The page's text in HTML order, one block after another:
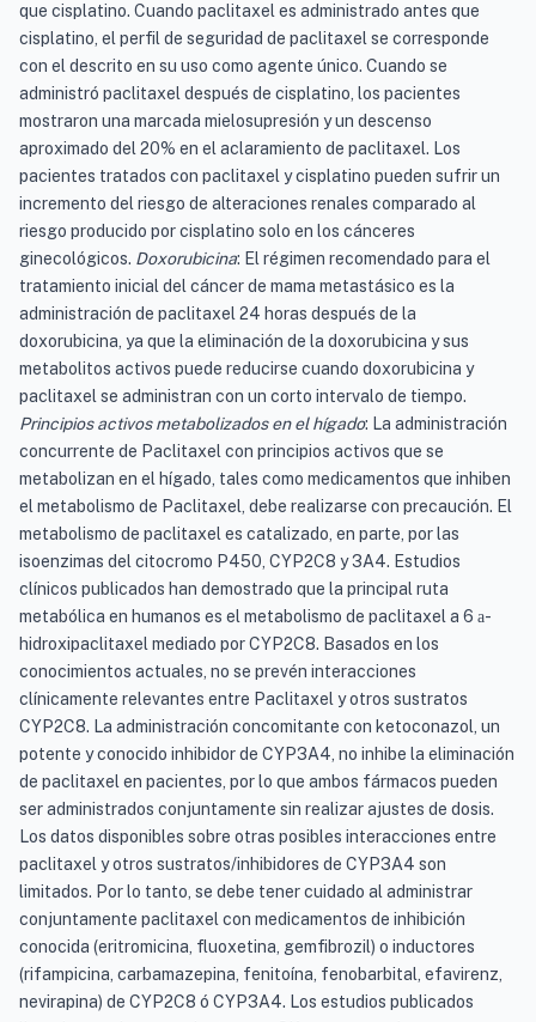
que cisplatino. Cuando paclitaxel es administrado antes que
cisplatino, el perfil de seguridad de paclitaxel se corresponde
con el descrito en su uso como agente único. Cuando se
administró paclitaxel después de cisplatino, los pacientes
mostraron una marcada mielosupresión y un descenso
aproximado del 20% en el aclaramiento de paclitaxel. Los
pacientes tratados con paclitaxel y cisplatino pueden sufrir un
incremento del riesgo de alteraciones renales comparado al
riesgo producido por cisplatino solo en los cánceres
ginecológicos. Doxorubicina: El régimen recomendado para el
tratamiento inicial del cáncer de mama metastásico es la
administración de paclitaxel 24 horas después de la
doxorubicina, ya que la eliminación de la doxorubicina y sus
metabolitos activos puede reducirse cuando doxorubicina y
paclitaxel se administran con un corto intervalo de tiempo.
Principios activos metabolizados en el hígado: La administración
concurrente de Paclitaxel con principios activos que se
metabolizan en el hígado, tales como medicamentos que inhiben
el metabolismo de Paclitaxel, debe realizarse con precaución. El
metabolismo de paclitaxel es catalizado, en parte, por las
isoenzimas del citocromo P450, CYP2C8 y 3A4. Estudios
clínicos publicados han demostrado que la principal ruta
metabólica en humanos es el metabolismo de paclitaxel a 6 a-
hidroxipaclitaxel mediado por CYP2C8. Basados en los
conocimientos actuales, no se prevén interacciones
clínicamente relevantes entre Paclitaxel y otros sustratos
CYP2C8. La administración concomitante con ketoconazol, un
potente y conocido inhibidor de CYP3A4, no inhibe la eliminación
de paclitaxel en pacientes, por lo que ambos fármacos pueden
ser administrados conjuntamente sin realizar ajustes de dosis.
Los datos disponibles sobre otras posibles interacciones entre
paclitaxel y otros sustratos/inhibidores de CYP3A4 son
limitados. Por lo tanto, se debe tener cuidado al administrar
conjuntamente paclitaxel con medicamentos de inhibición
conocida (eritromicina, fluoxetina, gemfibrozil) o inductores
(rifampicina, carbamazepina, fenitoína, fenobarbital, efavirenz,
nevirapina) de CYP2C8 ó CYP3A4. Los estudios publicados